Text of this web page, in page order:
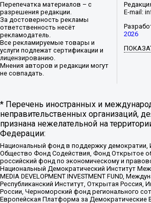
Перепечатка материалов – с
разрешения редакции.
За достоверность рекламы
ответственность несёт
рекламодатель.
Все рекламируемые товары и
услуги подлежат сертификации и
лицензированию.
Мнения авторов и редакции могут
не совпадать.
E-mail:
2026
* Перечень иностранных и
неправительственных организаций,
признана нежелательной на
Федерации:
Национальный фонд в поддержку демократии,
Общество Фонд Содействия, Фонд Открытое
российский фонд по экономическому и
Национальный Демократический Институт
MEDIA DEVELOPMENT INVESTMENT FUND,
Республиканский Институт, Открытая Россия,
России, Черноморский фонд регионального
Европейская Платформа за Демократические